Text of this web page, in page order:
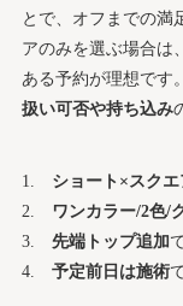
とで、オフまでの満
アのみを選ぶ場合は、
ある予約が理想です
扱い可否や持ち込み
ショート×スクエ
ワンカラー/2色/
先端トップ追加
予定前日は施術